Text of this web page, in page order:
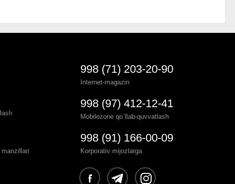
998 (71) 203-20-90
Internet-magazin
998 (97) 412-12-41
Mobilezone qo`llab-quvvatlash
998 (91) 166-00-09
Korporativ mijozlarga